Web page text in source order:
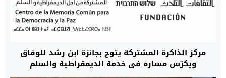
مركز الذاكرة المشتركة يتوج بجائزة ابن رشد للوفاق
ويكرّس مساره في خدمة الديمقراطية والسلم